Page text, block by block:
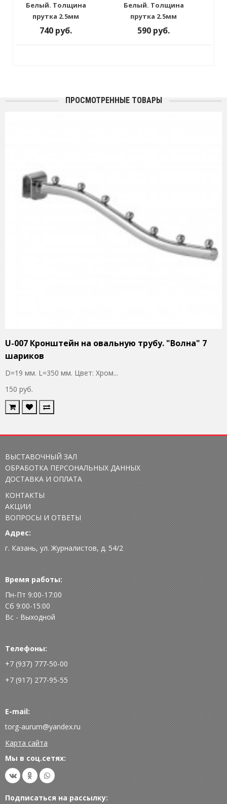
Белый. Толщина
прутка 2.5мм
740 руб.
Белый. Толщина
прутка 2.5мм
590 руб.
ПРОСМОТРЕННЫЕ ТОВАРЫ
U-007 Кронштейн на овальную трубу. "Волна" 7
шариков
D=19 мм. L=350 мм. Цвет: Хром...
150 руб.
ВЫСТАВОЧНЫЙ ЗАЛ
ОБРАБОТКА ПЕРСОНАЛЬНЫХ ДАННЫХ
ДОСТАВКА И ОПЛАТА
КОНТАКТЫ
АКЦИИ
ВОПРОСЫ И ОТВЕТЫ
Адрес:
г. Казань, ул. Журналистов, д. 54/2
Время работы:
Пн-Пт 9:00-17:00
Сб 9:00-15:00
Вс - Выходной
Телефоны:
+7 (937) 777-50-00
+7 (917) 277-95-55
E-mail:
torg-aurum@yandex.ru
Карта сайта
Мы в соц.сетях:
Подписаться на рассылку: